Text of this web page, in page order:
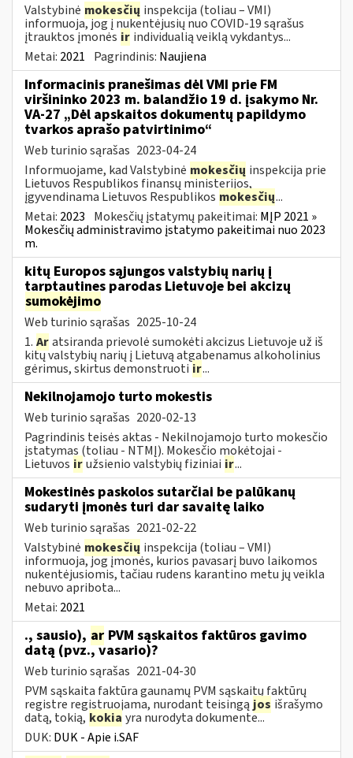
Valstybinė mokesčių inspekcija (toliau – VMI)
informuoja, jog į nukentėjusių nuo COVID-19 sąrašus
įtrauktos įmonės ir individualią veiklą vykdantys...
Metai: 2021 Pagrindinis: Naujiena
Informacinis pranešimas dėl VMI prie FM
viršininko 2023 m. balandžio 19 d. įsakymo Nr.
VA-27 „Dėl apskaitos dokumentų papildymo
tvarkos aprašo patvirtinimo“
Web turinio sąrašas 2023-04-24
Informuojame, kad Valstybinė mokesčių inspekcija prie
Lietuvos Respublikos finansų ministerijos,
įgyvendinama Lietuvos Respublikos mokesčių...
Metai: 2023 Mokesčių įstatymų pakeitimai: MĮP 2021 »
Mokesčių administravimo įstatymo pakeitimai nuo 2023
m.
kitų Europos sąjungos valstybių narių į
tarptautines parodas Lietuvoje bei akcizų
sumokėjimo
Web turinio sąrašas 2025-10-24
1. Aratsiranda prievolė sumokėti akcizus Lietuvoje už iš
kitų valstybių narių į Lietuvą atgabenamus alkoholinius
gėrimus, skirtus demonstruoti ir...
Nekilnojamojo turto mokestis
Web turinio sąrašas 2020-02-13
Pagrindinis teisės aktas - Nekilnojamojo turto mokesčio
įstatymas (toliau - NTMĮ). Mokesčio mokėtojai -
Lietuvos iružsienio valstybių fiziniai ir...
Mokestinės paskolos sutarčiai be palūkanų
sudaryti įmonės turi dar savaitę laiko
Web turinio sąrašas 2021-02-22
Valstybinė mokesčių inspekcija (toliau – VMI)
informuoja, jog įmonės, kurios pavasarį buvo laikomos
nukentėjusiomis, tačiau rudens karantino metu jų veikla
nebuvo apribota...
Metai: 2021
., sausio), ar PVM sąskaitos faktūros gavimo
datą (pvz., vasario)?
Web turinio sąrašas 2021-04-30
PVM sąskaita faktūra gaunamų PVM sąskaitų faktūrų
registre registruojama, nurodant teisingą jos išrašymo
datą, tokią, kokia yra nurodyta dokumente...
DUK: DUK - Apie i.SAF